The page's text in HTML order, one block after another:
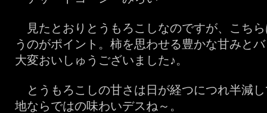
見たとおりとうもろこしなのですが、こち
うのがポイント。柿を思わせる豊かな甘みと
大変おいしゅうございました♪。
とうもろこしの甘さは日が経つにつれ半減
地ならではの味わいデスね～。